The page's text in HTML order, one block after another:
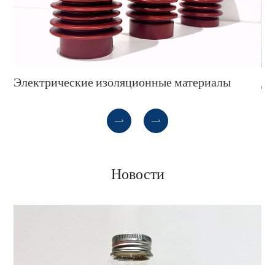
Электрические изоляционные материалы
 
Новости